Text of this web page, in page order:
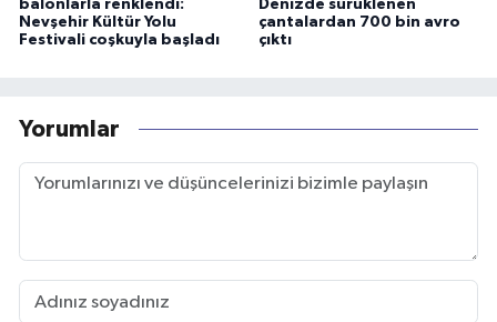
balonlarla renklendi:
Nevşehir Kültür Yolu
Festivali coşkuyla başladı
Denizde sürüklenen
çantalardan 700 bin avro
çıktı
Yorumlar